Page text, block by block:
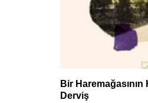
Bir Haremağasının
Derviş